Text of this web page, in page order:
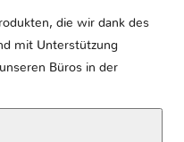
die wir dank des
mit Unterstützung
Büros in der